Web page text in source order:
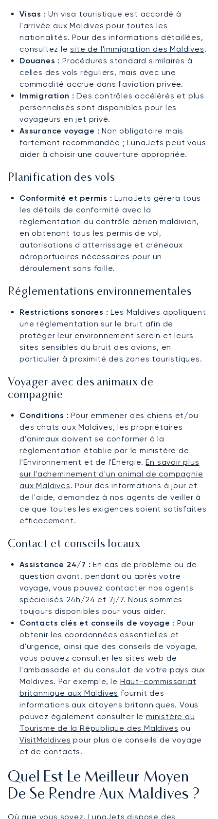
Visas : Un visa touristique est accordé à
l'arrivée aux Maldives pour toutes les
nationalités. Pour des informations détaillées,
consultez lesite de l'immigration des Maldives.
Douanes : Procédures standard similaires à
celles des vols réguliers, mais avec une
commodité accrue dans l'aviation privée.
Immigration : Des contrôles accélérés et plus
personnalisés sont disponibles pour les
voyageurs en jet privé.
Assurance voyage : Non obligatoire mais
fortement recommandée ; LunaJets peut vous
aider à choisir une couverture appropriée.
Planification des vols
Conformité et permis : LunaJets gérera tous
les détails de conformité avec la
réglementation du contrôle aérien maldivien,
en obtenant tous les permis de vol,
autorisations d'atterrissage et créneaux
aéroportuaires nécessaires pour un
déroulement sans faille.
Réglementations environnementales
Restrictions sonores : Les Maldives appliquent
une réglementation sur le bruit afin de
protéger leur environnement serein et leurs
sites sensibles du bruit des avions, en
particulier à proximité des zones touristiques.
Voyager avec des animaux de
compagnie
Conditions : Pour emmener des chiens et/ou
des chats aux Maldives, les propriétaires
d'animaux doivent se conformer à la
réglementation établie par le ministère de
l'Environnement et de l'Énergie.En savoir plus
sur l'acheminement d'un animal de compagnie
aux Maldives. Pour des informations à jour et
de l'aide, demandez à nos agents de veiller à
ce que toutes les exigences soient satisfaites
efficacement.
Contact et conseils locaux
Assistance 24/7 : En cas de problème ou de
question avant, pendant ou après votre
voyage, vous pouvez contacter nos agents
spécialisés 24h/24 et 7j/7. Nous sommes
toujours disponibles pour vous aider.
Contacts clés et conseils de voyage : Pour
obtenir les coordonnées essentielles et
d'urgence, ainsi que des conseils de voyage,
vous pouvez consulter les sites web de
l'ambassade et du consulat de votre pays aux
Maldives. Par exemple, le Haut-commissariat
britannique aux Maldives fournit des
informations aux citoyens britanniques. Vous
pouvez également consulter leministère du
Tourisme de la République des Maldives ou
VisitMaldives pour plus de conseils de voyage
et de contacts.
Quel Est Le Meilleur Moyen
De Se Rendre Aux Maldives ?
Où que vous soyez, LunaJets dispose des